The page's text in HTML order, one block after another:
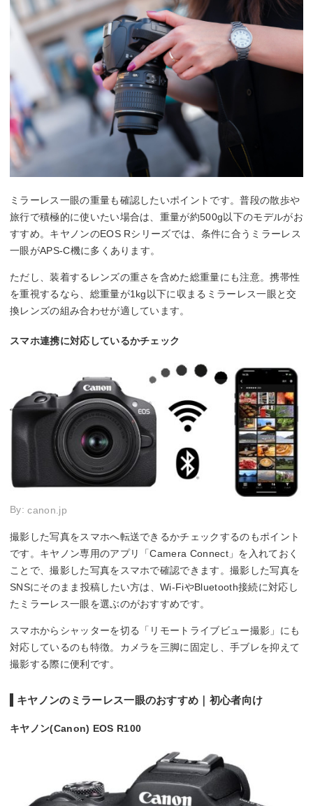
ミラーレス一眼の重量も確認したいポイントです。普段の散歩や
旅行で積極的に使いたい場合は、重量が約500g以下のモデルがお
すすめ。キヤノンのEOS Rシリーズでは、条件に合うミラーレス
一眼がAPS-C機に多くあります。
ただし、装着するレンズの重さを含めた総重量にも注意。携帯性
を重視するなら、総重量が1kg以下に収まるミラーレス一眼と交
換レンズの組み合わせが適しています。
スマホ連携に対応しているかチェック
By:canon.jp
撮影した写真をスマホへ転送できるかチェックするのもポイント
です。キヤノン専用のアプリ「Camera Connect」を入れておく
ことで、撮影した写真をスマホで確認できます。撮影した写真を
SNSにそのまま投稿したい方は、Wi-FiやBluetooth接続に対応し
たミラーレス一眼を選ぶのがおすすめです。
スマホからシャッターを切る「リモートライブビュー撮影」にも
対応しているのも特徴。カメラを三脚に固定し、手ブレを抑えて
撮影する際に便利です。
キヤノンのミラーレス一眼のおすすめ｜初心者向け
キヤノン(Canon) EOS R100